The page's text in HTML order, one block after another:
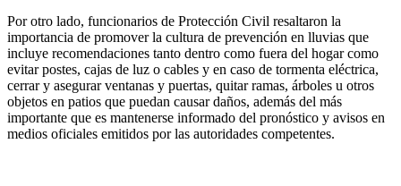
Por otro lado, funcionarios de Protección Civil resaltaron la
importancia de promover la cultura de prevención en lluvias que
incluye recomendaciones tanto dentro como fuera del hogar como
evitar postes, cajas de luz o cables y en caso de tormenta eléctrica,
cerrar y asegurar ventanas y puertas, quitar ramas, árboles u otros
objetos en patios que puedan causar daños, además del más
importante que es mantenerse informado del pronóstico y avisos en
medios oficiales emitidos por las autoridades competentes.